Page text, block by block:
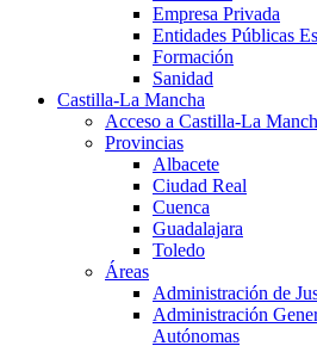
Empresa Privada
Entidades Públicas
Formación
Sanidad
Castilla-La Mancha
Acceso a Castilla-La
Provincias
Albacete
Ciudad Real
Cuenca
Guadalajara
Toledo
Áreas
Administración de
Administración
Autónomas